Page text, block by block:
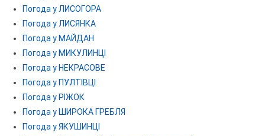
Погода у ЛИСОГОРА
Погода у ЛИСЯНКА
Погода у МАЙДАН
Погода у МИКУЛИНЦІ
Погода у НЕКРАСОВЕ
Погода у ПУЛТІВЦІ
Погода у РІЖОК
Погода у ШИРОКА ГРЕБЛЯ
Погода у ЯКУШИНЦІ